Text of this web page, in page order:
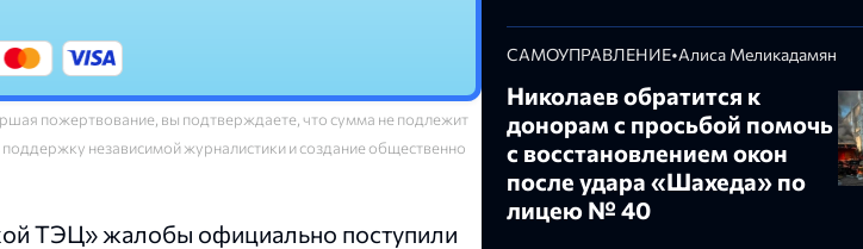
пожертвование, вы подтверждаете, что сумма не подлежит
независимой журналистики и создание общественно
ТЭЦ» жалобы официально поступили
САМОУПРАВЛЕНИЕ•Алиса Меликадамян
Николаев обратится к
донорам с просьбой помочь
с восстановлением окон
после удара «Шахеда» по
лицею № 40